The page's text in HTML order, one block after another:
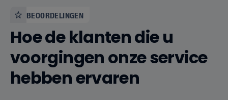
BEOORDELINGEN
Hoe de klanten die u
voorgingen onze service
hebben ervaren